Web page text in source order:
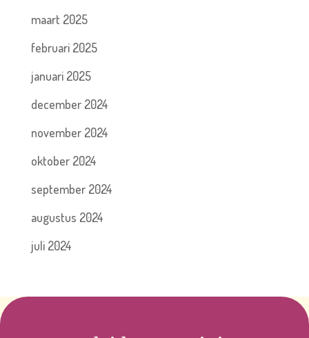
maart 2025
februari 2025
januari 2025
december 2024
november 2024
oktober 2024
september 2024
augustus 2024
juli 2024